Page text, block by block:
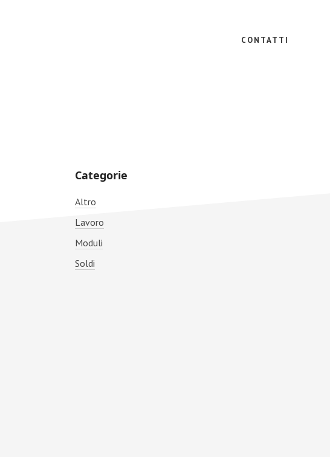
CONTATTI
Primary
Sidebar
Categorie
Altro
Lavoro
Moduli
Soldi